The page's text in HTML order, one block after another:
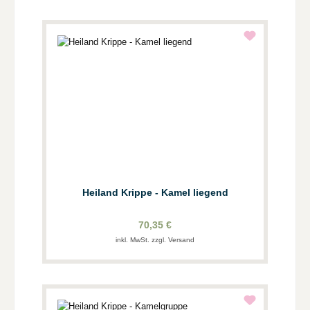
Heiland Krippe - Kamel liegend
70,35 €
inkl. MwSt. zzgl. Versand